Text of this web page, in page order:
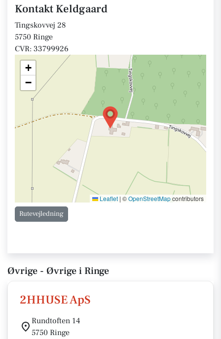
Kontakt Keldgaard
Tingskovvej 28
5750 Ringe
CVR: 33799926
+
−
Leaflet | ©OpenStreetMapcontributors
Rutevejledning
Øvrige - Øvrige i Ringe
2HHUSE ApS
Rundtoften 14
5750 Ringe